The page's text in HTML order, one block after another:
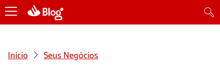
Início Seus Negócios